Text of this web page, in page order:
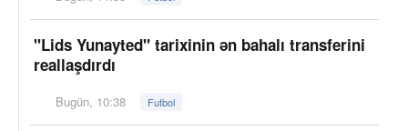
"Lids Yunayted" tarixinin ən bahalı transferini
reallaşdırdı
Bugün, 10:38 Futbol